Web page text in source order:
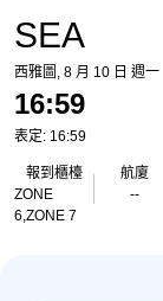
SEA
西雅圖, 8 月 10 日 週一
16:59
表定: 16:59
報到櫃檯
ZONE
6,ZONE 7
航廈
--